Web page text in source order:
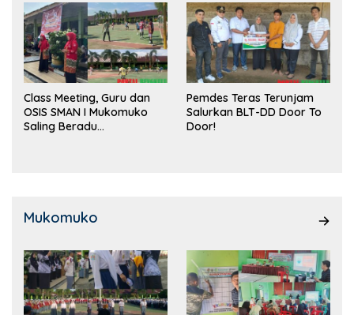
Class Meeting, Guru dan
OSIS SMAN I Mukomuko
Saling Beradu
Pemdes Teras Terunjam
Salurkan BLT-DD Door To
Door!
Mukomuko